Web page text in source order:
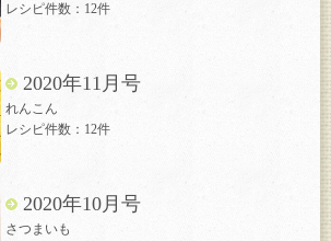
レシピ件数：12件
2020年11月号
れんこん
レシピ件数：12件
2020年10月号
さつまいも